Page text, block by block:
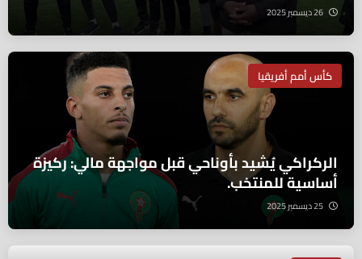
كأس أمم أفريقيا
الركراكي يُشيد بأوناحي قبل مواجهة مالي: ركيزة
أساسية للمنتخب.